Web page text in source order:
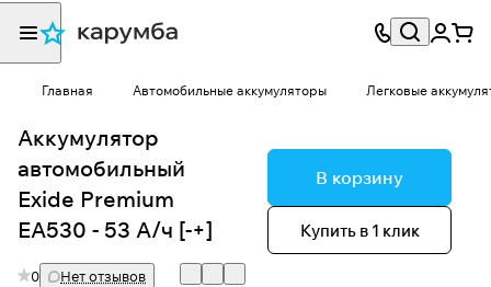
Главная Автомобильные аккумуляторы Легковые
Аккумулятор
автомобильный
Exide Premium
EA530 - 53 А/ч [-+]
0
Нет отзывов
В корзину
Купить в 1 клик